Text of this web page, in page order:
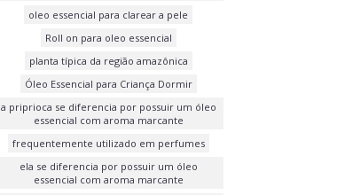
oleo essencial para clarear a pele
Roll on para oleo essencial
planta típica da região amazônica
Óleo Essencial para Criança Dormir
a priprioca se diferencia por possuir um óleo
essencial com aroma marcante
frequentemente utilizado em perfumes
ela se diferencia por possuir um óleo
essencial com aroma marcante